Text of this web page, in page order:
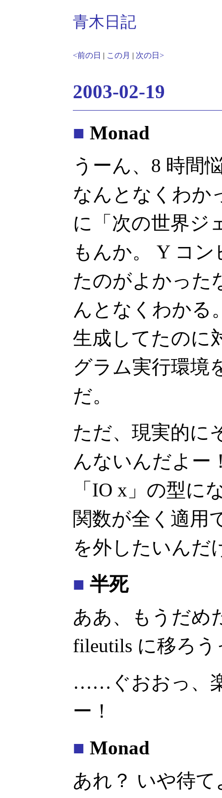
青木日記
<前の日 | この月 | 次の日>
2003-02-19
■ Monad
うーん、8 時間
なんとなくわか
に「次の世界ジ
もんか。 Y コ
たのがよかった
んとなくわかる
生成してたのに
グラム実行環境
だ。
ただ、現実的に
んないんだよー
「IO x」の型に
関数が全く適用
を外したいんだ
■ 半死
ああ、もうだめ
fileutils に移ろう
……ぐおおっ、
ー！
■ Monad
あれ？ いや待